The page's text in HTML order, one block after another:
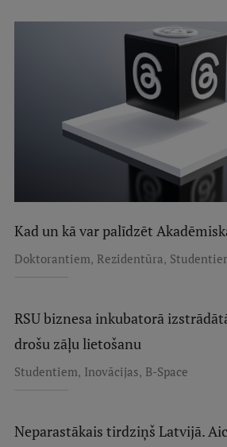
Kad un kā var palīdzēt
Doktorantiem, Rezidentūra,
RSU biznesa inkubatorā
drošu zāļu lietošanu
Studentiem, Inovācijas, B-Space
Neparastākais tirdziņš Latvijā.